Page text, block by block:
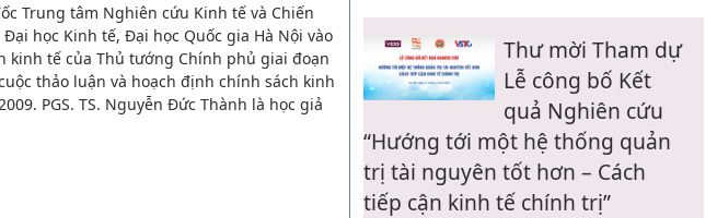
Trung tâm Nghiên cứu Kinh tế và Chiến
học Kinh tế, Đại học Quốc gia Hà Nội vào
kinh tế của Thủ tướng Chính phủ giai đoạn
thảo luận và hoạch định chính sách kinh
PGS. TS. Nguyễn Đức Thành là học giả
Thư mời Tham dự
Lễ công bố Kết
quả Nghiên cứu
“Hướng tới một hệ thống quản
trị tài nguyên tốt hơn – Cách
tiếp cận kinh tế chính trị”